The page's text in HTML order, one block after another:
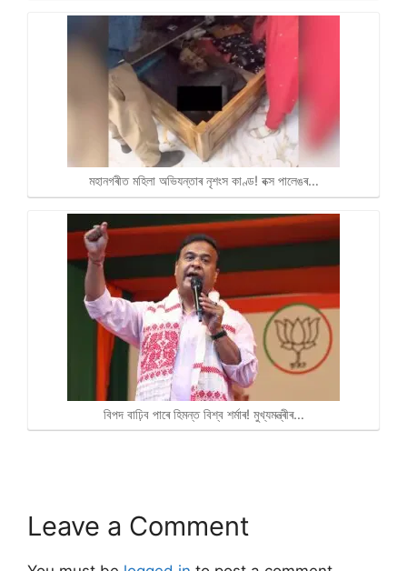
মহানগৰীত মহিলা অভিযন্তাৰ নৃশংস কাণ্ড! বক্স পালেঙৰ…
বিপদ বাঢ়িব পাৰে হিমন্ত বিশ্ব শৰ্মাৰ! মুখ্যমন্ত্ৰীৰ…
Leave a Comment